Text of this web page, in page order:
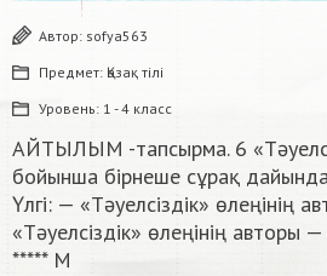
Автор: sofya563
Предмет: Қазақ тiлi
Уровень: 1 - 4 класс
АЙТЫЛЫМ -тапсырма. 6
бойынша бірнеше сұрақ
Үлгі: — «Тәуелсіздік» өлеңінің
«Тәуелсіздік» өлеңінің авторы
***** М